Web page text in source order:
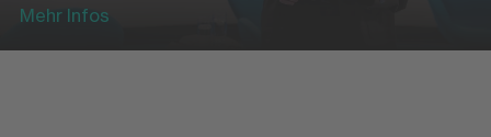
Mehr Infos